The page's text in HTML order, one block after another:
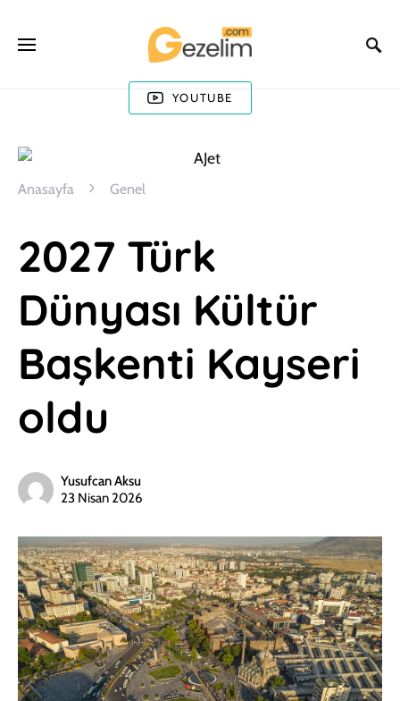
YOUTUBE
Anasayfa Genel
2027 Türk
Dünyası Kültür
Başkenti Kayseri
oldu
Yusufcan Aksu
23 Nisan 2026